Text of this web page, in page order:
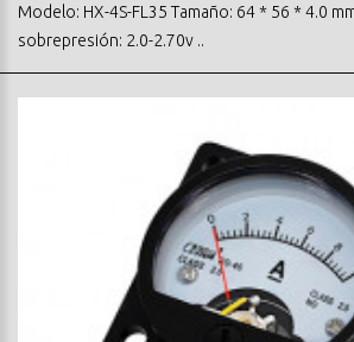
Modelo: HX-4S-FL35 Tamaño: 64 * 56 * 4.0
sobrepresión: 2.0-2.70v ..